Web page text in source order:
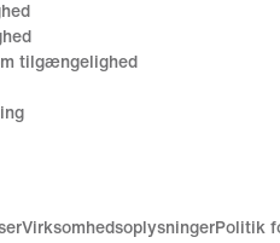
tilgængelighed
VirksomhedsoplysningerPolitik